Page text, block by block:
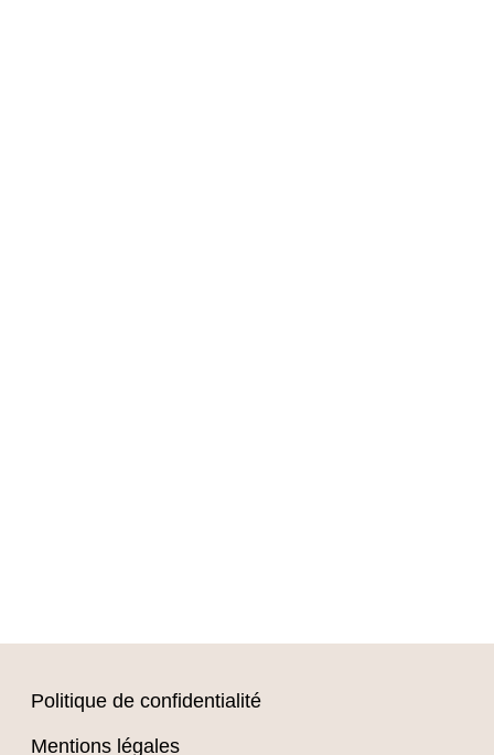
Politique de confidentialité
Mentions légales